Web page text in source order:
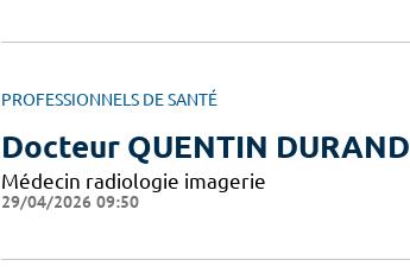
PROFESSIONNELS DE SANTÉ
Docteur QUENTIN DURAND
Médecin radiologie imagerie
29/04/2026 09:50